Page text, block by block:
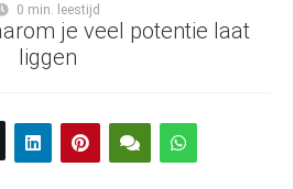
0 min. leestijd
je veel potentie laat
liggen